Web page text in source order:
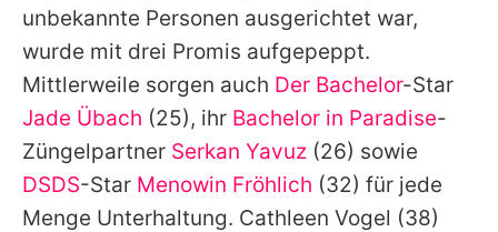
Nutzungsbedingungen
Utiq verwalten
unbekannte Personen ausgerichtet war,
wurde mit drei Promis aufgepeppt.
Mittlerweile sorgen auch Der Bachelor-Star
Jade Übach (25), ihr Bachelor in Paradise-
Züngelpartner Serkan Yavuz (26) sowie
DSDS-Star Menowin Fröhlich (32) für jede
Menge Unterhaltung. Cathleen Vogel (38)